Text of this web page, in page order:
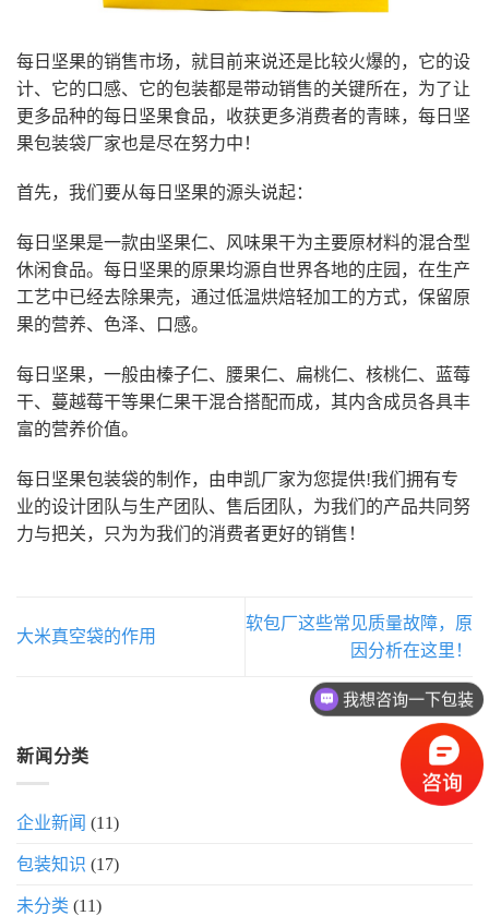
每日坚果的销售市场，就目前来说还是比较火爆的，它的设
计、它的口感、它的包装都是带动销售的关键所在，为了让
更多品种的每日坚果食品，收获更多消费者的青睐，每日坚
果包装袋厂家也是尽在努力中！
首先，我们要从每日坚果的源头说起：
每日坚果是一款由坚果仁、风味果干为主要原材料的混合型
休闲食品。每日坚果的原果均源自世界各地的庄园，在生产
工艺中已经去除果壳，通过低温烘焙轻加工的方式，保留原
果的营养、色泽、口感。
每日坚果，一般由榛子仁、腰果仁、扁桃仁、核桃仁、蓝莓
干、蔓越莓干等果仁果干混合搭配而成，其内含成员各具丰
富的营养价值。
每日坚果包装袋的制作，由申凯厂家为您提供!我们拥有专
业的设计团队与生产团队、售后团队，为我们的产品共同努
力与把关，只为为我们的消费者更好的销售！
大米真空袋的作用
软包厂这些常见质量故障，原
因分析在这里！
新闻分类
企业新闻 (11)
包装知识 (17)
未分类 (11)
我想咨询一下包装